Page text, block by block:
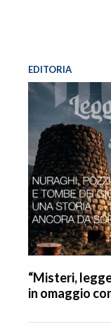
EDITORIA
“Misteri,
in omaggio